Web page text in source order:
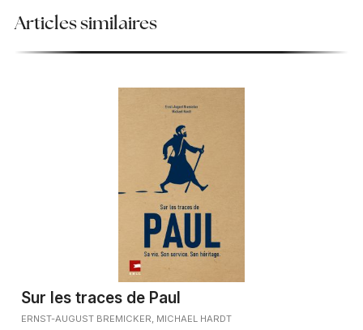
Articles similaires
Sur les traces de Paul
ERNST-AUGUST BREMICKER, MICHAEL HARDT